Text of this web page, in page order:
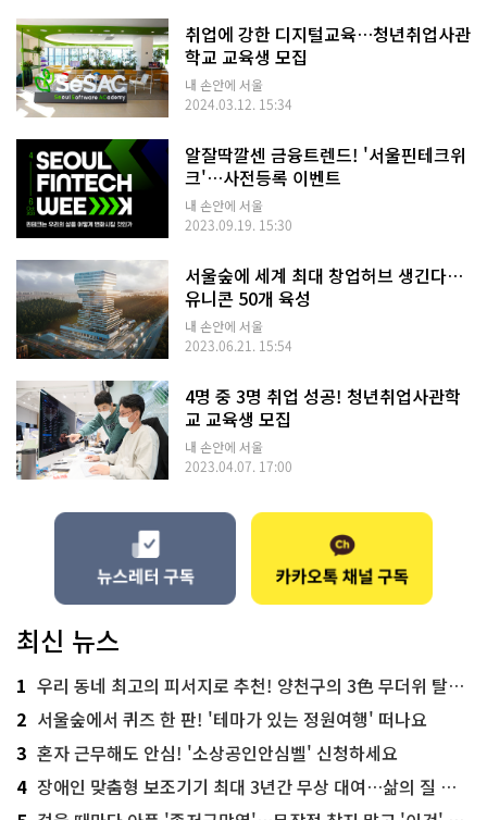
취업에 강한 디지털교육…청년취업사관
학교 교육생 모집
내 손안에 서울
2024.03.12. 15:34
알잘딱깔센 금융트렌드! '서울핀테크위
크'…사전등록 이벤트
내 손안에 서울
2023.09.19. 15:30
서울숲에 세계 최대 창업허브 생긴다…
유니콘 50개 육성
내 손안에 서울
2023.06.21. 15:54
4명 중 3명 취업 성공! 청년취업사관학
교 교육생 모집
내 손안에 서울
2023.04.07. 17:00
최신 뉴스
1 우리 동네 최고의 피서지로 추천! 양천구의 3色 무더위 탈출 명소
2 서울숲에서 퀴즈 한 판! '테마가 있는 정원여행' 떠나요
3 혼자 근무해도 안심! '소상공인안심벨' 신청하세요
4 장애인 맞춤형 보조기기 최대 3년간 무상 대여…삶의 질 높인다